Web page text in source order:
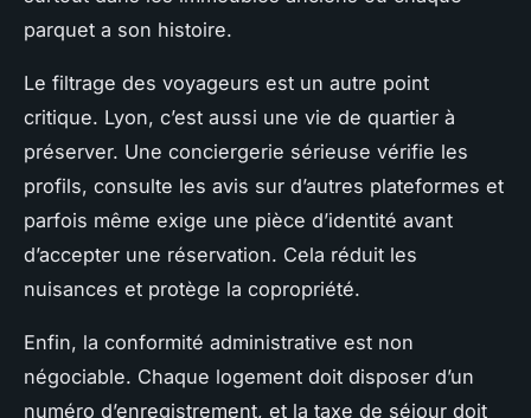
parquet a son histoire.
Le filtrage des voyageurs est un autre point
critique. Lyon, c’est aussi une vie de quartier à
préserver. Une conciergerie sérieuse vérifie les
profils, consulte les avis sur d’autres plateformes et
parfois même exige une pièce d’identité avant
d’accepter une réservation. Cela réduit les
nuisances et protège la copropriété.
Enfin, la conformité administrative est non
négociable. Chaque logement doit disposer d’un
numéro d’enregistrement, et la taxe de séjour doit